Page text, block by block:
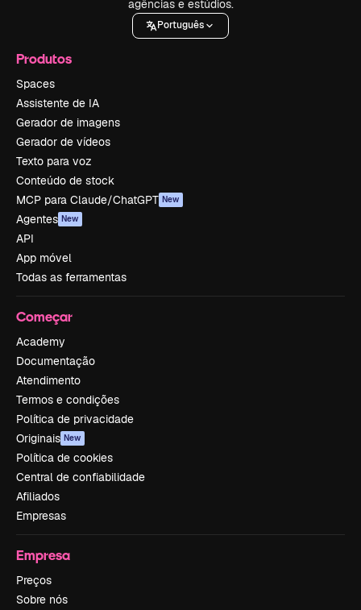
agências e estúdios.
Português
Produtos
Spaces
Assistente de IA
Gerador de imagens
Gerador de vídeos
Texto para voz
Conteúdo de stock
MCP para Claude/ChatGPT New
Agentes New
API
App móvel
Todas as ferramentas
Começar
Academy
Documentação
Atendimento
Termos e condições
Política de privacidade
Originais New
Política de cookies
Central de confiabilidade
Afiliados
Empresas
Empresa
Preços
Sobre nós